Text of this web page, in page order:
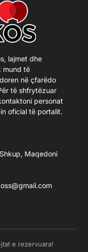
lajmet dhe
mund të
në çfarëdo
të shfrytëzuar
personat
oficial të portalit.
Maqedoni
e rezervuara!